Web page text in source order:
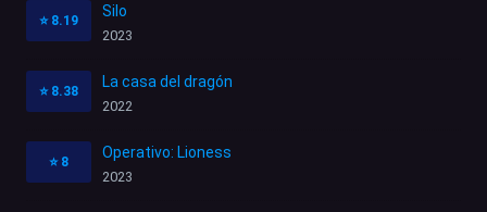
⭐ 8.19
Silo
2023
⭐ 8.38
La casa del dragón
2022
⭐ 8
Operativo: Lioness
2023